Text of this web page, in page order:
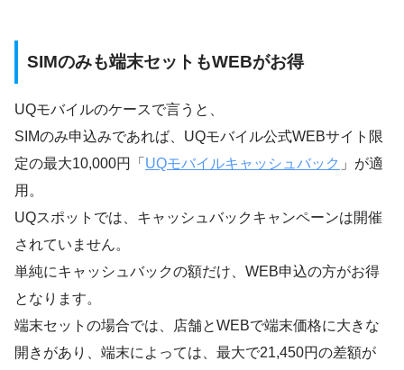
SIMのみも端末セットもWEBがお得
UQモバイルのケースで言うと、
SIMのみ申込みであれば、UQモバイル公式WEBサイト限
定の最大10,000円「 UQモバイルキャッシュバック 」が適
用。
UQスポットでは、キャッシュバックキャンペーンは開催
されていません。
単純にキャッシュバックの額だけ、WEB申込の方がお得
となります。
端末セットの場合では、店舗とWEBで端末価格に大きな
開きがあり、端末によっては、最大で21,450円の差額が